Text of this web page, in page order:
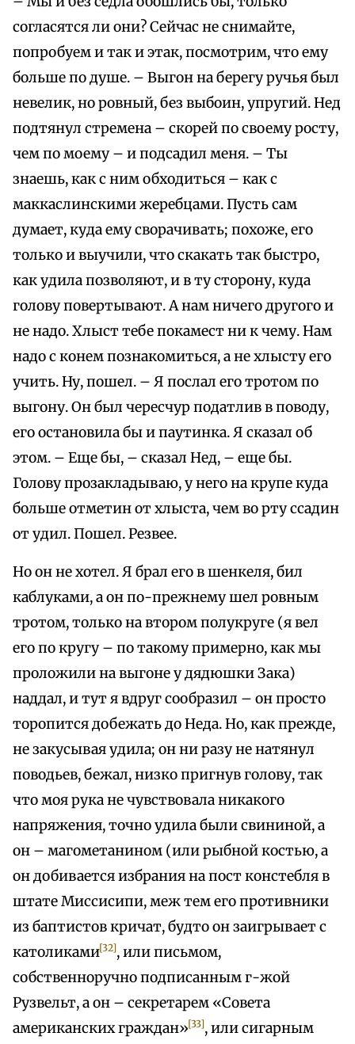
согласятся ли они? Сейчас не снимайте,
попробуем и так и этак, посмотрим, что ему
больше по душе. – Выгон на берегу ручья был
невелик, но ровный, без выбоин, упругий. Нед
подтянул стремена – скорей по своему росту,
чем по моему – и подсадил меня. – Ты
знаешь, как с ним обходиться – как с
маккаслинскими жеребцами. Пусть сам
думает, куда ему сворачивать; похоже, его
только и выучили, что скакать так быстро,
как удила позволяют, и в ту сторону, куда
голову повертывают. А нам ничего другого и
не надо. Хлыст тебе покамест ни к чему. Нам
надо с конем познакомиться, а не хлысту его
учить. Ну, пошел. – Я послал его тротом по
выгону. Он был чересчур податлив в поводу,
его остановила бы и паутинка. Я сказал об
этом. – Еще бы, – сказал Нед, – еще бы.
Голову прозакладываю, у него на крупе куда
больше отметин от хлыста, чем во рту ссадин
от удил. Пошел. Резвее.
Но он не хотел. Я брал его в шенкеля, бил
каблуками, а он по-прежнему шел ровным
тротом, только на втором полукруге (я вел
его по кругу – по такому примерно, как мы
проложили на выгоне у дядюшки Зака)
наддал, и тут я вдруг сообразил – он просто
торопится добежать до Неда. Но, как прежде,
не закусывая удила; он ни разу не натянул
поводьев, бежал, низко пригнув голову, так
что моя рука не чувствовала никакого
напряжения, точно удила были свининой, а
он – магометанином (или рыбной костью, а
он добивается избрания на пост констебля в
штате Миссисипи, меж тем его противники
из баптистов кричат, будто он заигрывает с
католиками[32], или письмом,
собственноручно подписанным г-жой
Рузвельт, а он – секретарем «Совета
американских граждан»[33], или сигарным